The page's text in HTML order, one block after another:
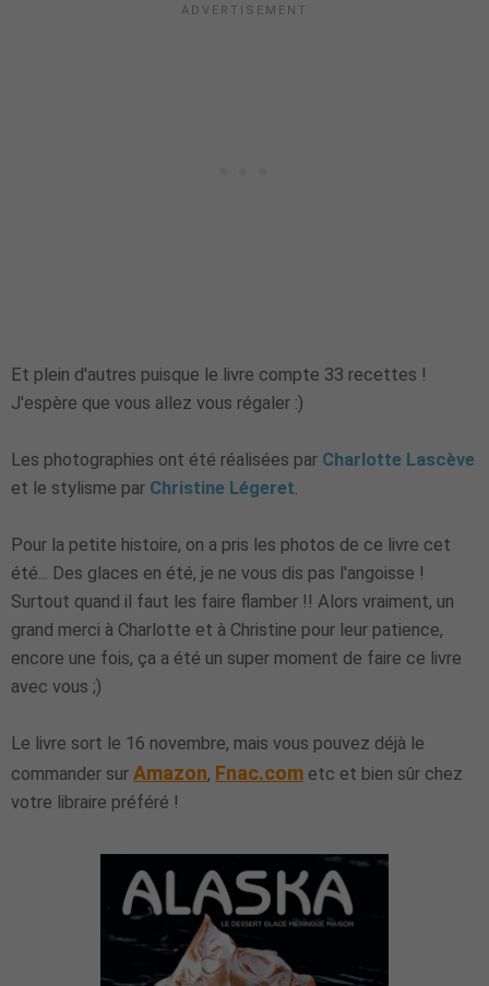
Et plein d'autres puisque le livre compte 33 recettes !
J'espère que vous allez vous régaler :)
Les photographies ont été réalisées par Charlotte Lascève
et le stylisme par Christine Légeret.
Pour la petite histoire, on a pris les photos de ce livre cet
été... Des glaces en été, je ne vous dis pas l'angoisse !
Surtout quand il faut les faire flamber !! Alors vraiment, un
grand merci à Charlotte et à Christine pour leur patience,
encore une fois, ça a été un super moment de faire ce livre
avec vous ;)
Le livre sort le 16 novembre, mais vous pouvez déjà le
commander sur Amazon, Fnac.com etc et bien sûr chez
votre libraire préféré !